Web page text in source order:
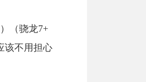
（骁龙7+
该不用担心